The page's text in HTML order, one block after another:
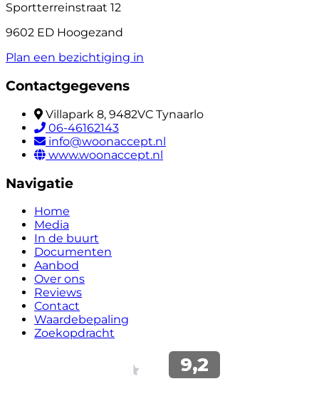
Sportterreinstraat 12
9602 ED Hoogezand
Plan een bezichtiging in
Contactgegevens
Villapark 8, 9482VC Tynaarlo
06-46162143
info@woonaccept.nl
www.woonaccept.nl
Navigatie
Home
Media
In de buurt
Documenten
Aanbod
Over ons
Reviews
Contact
Waardebepaling
Zoekopdracht